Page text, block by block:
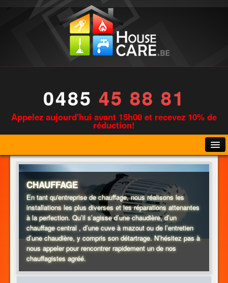
0485 45 88 81
Appelez aujourd'hui avant 15h00 et recevez 10% de
réduction!
PLOMBERIE
CHAUFFAGE
CHAUFFAGE
En tant qu'entreprise de chauffage, nous réalisons les
installations les plus diverses et les réparations attenantes
à la perfection. Qu’il s’agisse d’une chaudière, d’un
chauffage central , d’une cuve à mazout ou de l’entretien
d’une chaudière, y compris son détartrage. N’hésitez pas à
nous appeler pour rencontrer rapidement un de nos
chauffagistes agréé.